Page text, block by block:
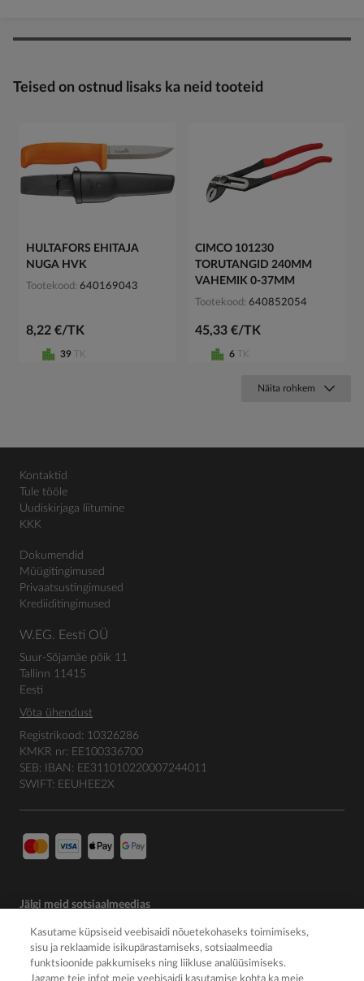
Teised on ostnud lisaks ka neid tooteid
HULTAFORS EHITAJA
NUGA HVK
Tootekood 640169043
8,22 €/TK
39 TK
CIMCO 101230
TORUTANGID 240MM
VAHEMIK 0-37MM
Tootekood 640852054
45,33 €/TK
6 TK
Näita rohkem
Kontaktid
Tule tööle
Uudiskirjaga liitumine
KKK
Dokumendid
Müügitingimused
Privaatsustingimused
Krediiditingimused
W.EG. Eesti OÜ
Suur-Sõjamäe põik 11
Tallinn 11415
Eesti
Võta ühendust
Registrikood: 10326286
KMKR nr: EE100336700
SEB: IBAN: EE311010220007244011
SWIFT: EEUHEE2X
Jälgi meid sotsiaalmeedias
Kasutame küpsiseid veebisaidi nõuetekohaseks toimimiseks,
sisu ja reklaamide isikupärastamiseks, sotsiaalmeedia
funktsioonide pakkumiseks ning liikluse analüüsimiseks.